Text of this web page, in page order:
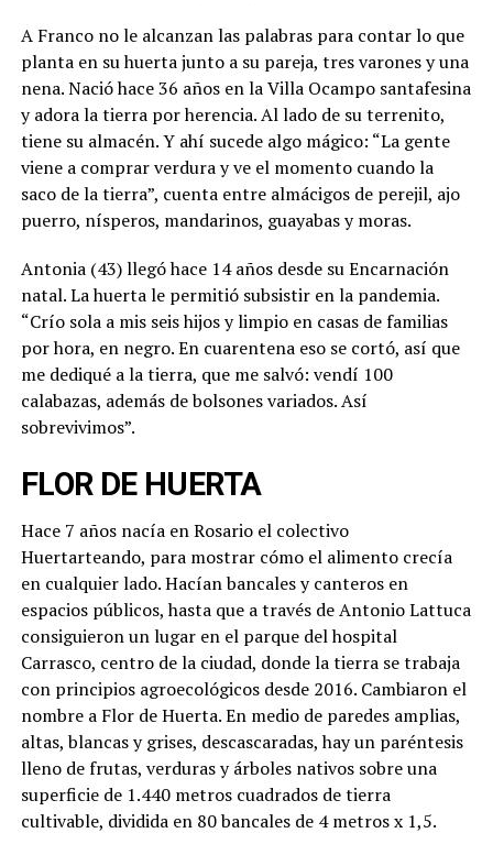
A Franco no le alcanzan las palabras para contar lo que
planta en su huerta junto a su pareja, tres varones y una
nena. Nació hace 36 años en la Villa Ocampo santafesina
y adora la tierra por herencia. Al lado de su terrenito,
tiene su almacén. Y ahí sucede algo mágico: “La gente
viene a comprar verdura y ve el momento cuando la
saco de la tierra”, cuenta entre almácigos de perejil, ajo
puerro, nísperos, mandarinos, guayabas y moras.
Antonia (43) llegó hace 14 años desde su Encarnación
natal. La huerta le permitió subsistir en la pandemia.
“Crío sola a mis seis hijos y limpio en casas de familias
por hora, en negro. En cuarentena eso se cortó, así que
me dediqué a la tierra, que me salvó: vendí 100
calabazas, además de bolsones variados. Así
sobrevivimos”.
FLOR DE HUERTA
Hace 7 años nacía en Rosario el colectivo
Huertarteando, para mostrar cómo el alimento crecía
en cualquier lado. Hacían bancales y canteros en
espacios públicos, hasta que a través de Antonio Lattuca
consiguieron un lugar en el parque del hospital
Carrasco, centro de la ciudad, donde la tierra se trabaja
con principios agroecológicos desde 2016. Cambiaron el
nombre a Flor de Huerta. En medio de paredes amplias,
altas, blancas y grises, descascaradas, hay un paréntesis
lleno de frutas, verduras y árboles nativos sobre una
superficie de 1.440 metros cuadrados de tierra
cultivable, dividida en 80 bancales de 4 metros x 1,5.